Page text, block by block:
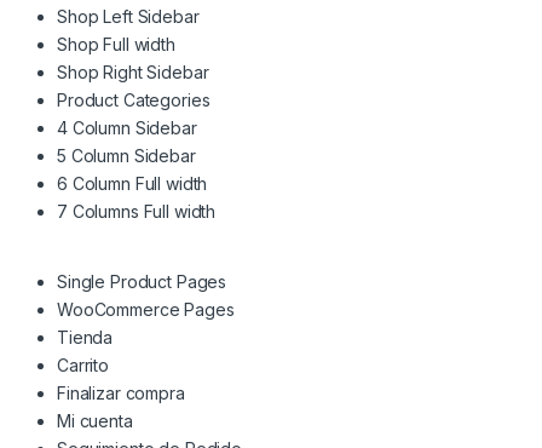
Shop Left Sidebar
Shop Full width
Shop Right Sidebar
Product Categories
4 Column Sidebar
5 Column Sidebar
6 Column Full width
7 Columns Full width
Single Product Pages
WooCommerce Pages
Tienda
Carrito
Finalizar compra
Mi cuenta